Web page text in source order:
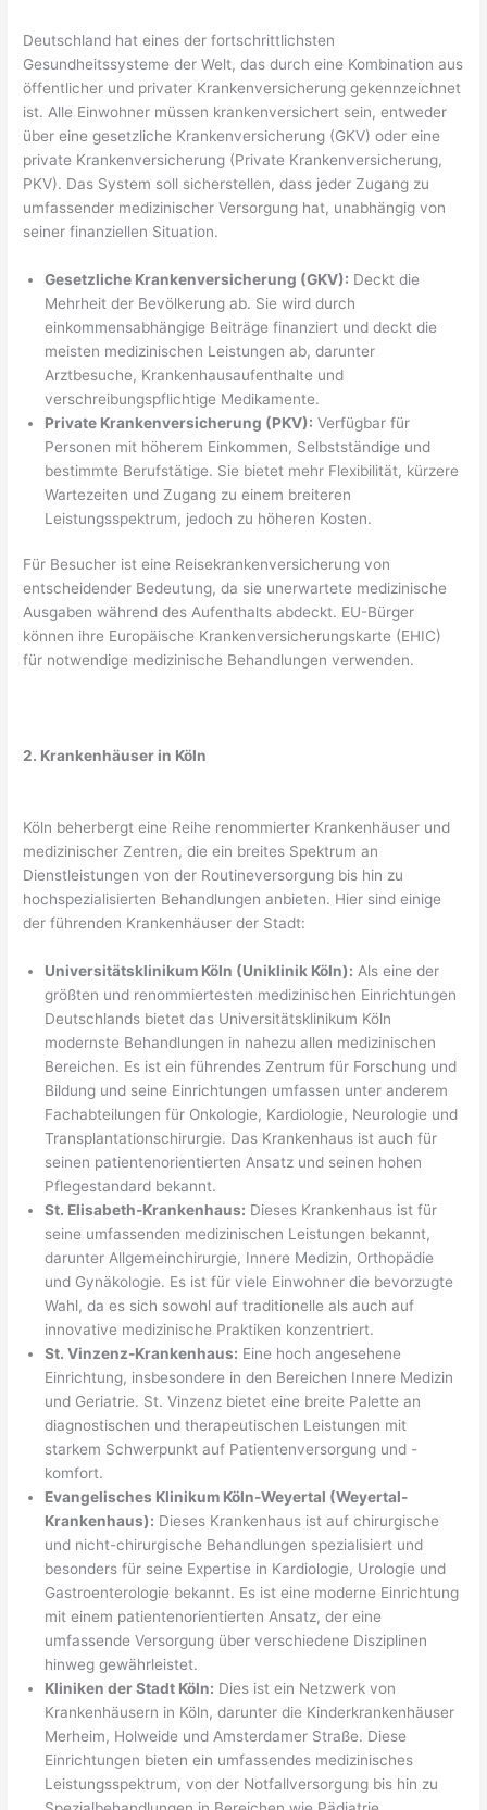
Deutschland hat eines der fortschrittlichsten
Gesundheitssysteme der Welt, das durch eine Kombination aus
öffentlicher und privater Krankenversicherung gekennzeichnet
ist. Alle Einwohner müssen krankenversichert sein, entweder
über eine gesetzliche Krankenversicherung (GKV) oder eine
private Krankenversicherung (Private Krankenversicherung,
PKV). Das System soll sicherstellen, dass jeder Zugang zu
umfassender medizinischer Versorgung hat, unabhängig von
seiner finanziellen Situation.
Gesetzliche Krankenversicherung (GKV): Deckt die
Mehrheit der Bevölkerung ab. Sie wird durch
einkommensabhängige Beiträge finanziert und deckt die
meisten medizinischen Leistungen ab, darunter
Arztbesuche, Krankenhausaufenthalte und
verschreibungspflichtige Medikamente.
Private Krankenversicherung (PKV): Verfügbar für
Personen mit höherem Einkommen, Selbstständige und
bestimmte Berufstätige. Sie bietet mehr Flexibilität, kürzere
Wartezeiten und Zugang zu einem breiteren
Leistungsspektrum, jedoch zu höheren Kosten.
Für Besucher ist eine Reisekrankenversicherung von
entscheidender Bedeutung, da sie unerwartete medizinische
Ausgaben während des Aufenthalts abdeckt. EU-Bürger
können ihre Europäische Krankenversicherungskarte (EHIC)
für notwendige medizinische Behandlungen verwenden.
2. Krankenhäuser in Köln
Köln beherbergt eine Reihe renommierter Krankenhäuser und
medizinischer Zentren, die ein breites Spektrum an
Dienstleistungen von der Routineversorgung bis hin zu
hochspezialisierten Behandlungen anbieten. Hier sind einige
der führenden Krankenhäuser der Stadt:
Universitätsklinikum Köln (Uniklinik Köln): Als eine der
größten und renommiertesten medizinischen Einrichtungen
Deutschlands bietet das Universitätsklinikum Köln
modernste Behandlungen in nahezu allen medizinischen
Bereichen. Es ist ein führendes Zentrum für Forschung und
Bildung und seine Einrichtungen umfassen unter anderem
Fachabteilungen für Onkologie, Kardiologie, Neurologie und
Transplantationschirurgie. Das Krankenhaus ist auch für
seinen patientenorientierten Ansatz und seinen hohen
Pflegestandard bekannt.
St. Elisabeth-Krankenhaus: Dieses Krankenhaus ist für
seine umfassenden medizinischen Leistungen bekannt,
darunter Allgemeinchirurgie, Innere Medizin, Orthopädie
und Gynäkologie. Es ist für viele Einwohner die bevorzugte
Wahl, da es sich sowohl auf traditionelle als auch auf
innovative medizinische Praktiken konzentriert.
St. Vinzenz-Krankenhaus: Eine hoch angesehene
Einrichtung, insbesondere in den Bereichen Innere Medizin
und Geriatrie. St. Vinzenz bietet eine breite Palette an
diagnostischen und therapeutischen Leistungen mit
starkem Schwerpunkt auf Patientenversorgung und -
komfort.
Evangelisches Klinikum Köln-Weyertal (Weyertal-
Krankenhaus): Dieses Krankenhaus ist auf chirurgische
und nicht-chirurgische Behandlungen spezialisiert und
besonders für seine Expertise in Kardiologie, Urologie und
Gastroenterologie bekannt. Es ist eine moderne Einrichtung
mit einem patientenorientierten Ansatz, der eine
umfassende Versorgung über verschiedene Disziplinen
hinweg gewährleistet.
Kliniken der Stadt Köln: Dies ist ein Netzwerk von
Krankenhäusern in Köln, darunter die Kinderkrankenhäuser
Merheim, Holweide und Amsterdamer Straße. Diese
Einrichtungen bieten ein umfassendes medizinisches
Leistungsspektrum, von der Notfallversorgung bis hin zu